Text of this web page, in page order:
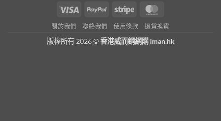
Visa PayPal Stripe
關於我們 聯絡我們 使用條款 退貨換貨
版權所有 2026 ©香港威而鋼網購 iman.hk